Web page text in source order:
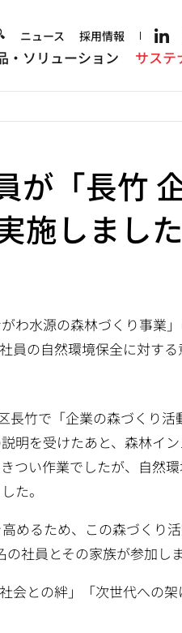
ニュース 採用情報
・ソリューション サステ
が「長竹
施しました
わ水源の森林づくり事業
員の自然環境保全に対す
竹で「企業の森づくり
明を受けたあと、森林イ
つい作業でしたが、自然
た。
めるため、この森づくり
社員とその家族が参加しま
会との絆」「次世代への